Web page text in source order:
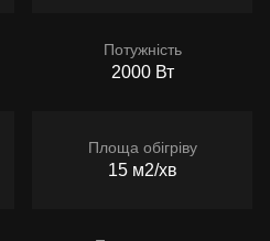
Потужність
2000 Вт
Площа обігріву
15 м2/хв